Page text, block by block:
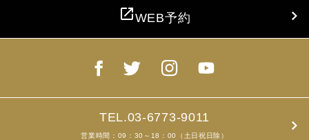
(2) お客様の同意がない限り、収集目的以外に使用いたし
し、同意を得ます。
(4) お客様が未成年者の場合、親権者の同意を得ます。
た、お申込のあった旅行の手配及び旅程の管理のために、
以下の当社のグループ企業とお客様情報を共有する場合が
ありますが、厳重に管理・保管いたします。
open_in_newWEB予約
TEL.03-6773-9011
営業時間：09：30～18：00（土日祝日除）